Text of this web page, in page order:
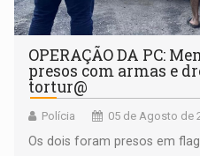
OPERAÇÃO DA PC:
presos com armas e
tortur@
Polícia 05 de Agosto de
Os dois foram presos em